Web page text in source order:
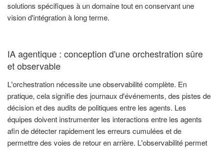
solutions spécifiques à un domaine tout en conservant une
vision d'intégration à long terme.
IA agentique : conception d'une orchestration sûre
et observable
L'orchestration nécessite une observabilité complète. En
pratique, cela signifie des journaux d'événements, des pistes de
décision et des audits de politiques entre les agents. Les
équipes doivent instrumenter les interactions entre les agents
afin de détecter rapidement les erreurs cumulées et de
permettre des voies de retour en arrière. L'observabilité permet